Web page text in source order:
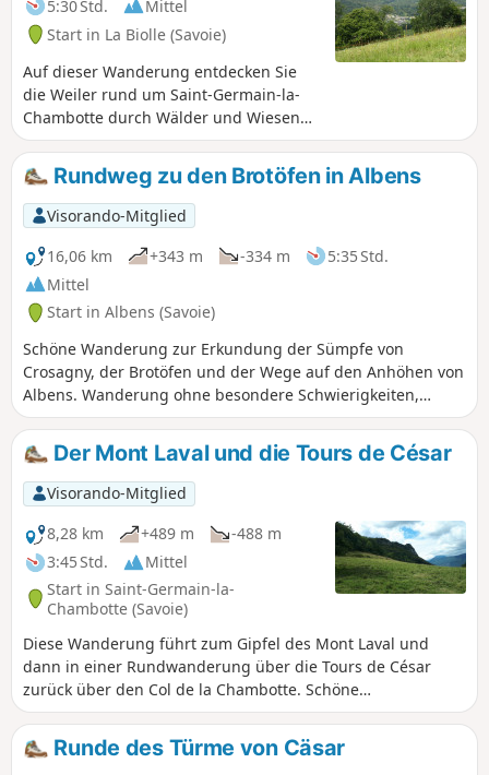
App Visorando ist das kein Problem.
5:30 Std.
Mittel
Start in La Biolle (Savoie)
Auf dieser Wanderung entdecken Sie
die Weiler rund um Saint-Germain-la-
Chambotte durch Wälder und Wiesen
und genießen wunderschöne Ausblicke.
Rundweg zu den Brotöfen in Albens
Visorando-Mitglied
16,06 km
+343 m -334 m
5:35 Std.
Mittel
Start in Albens (Savoie)
Schöne Wanderung zur Erkundung der Sümpfe von
Crosagny, der Brotöfen und der Wege auf den Anhöhen von
Albens. Wanderung ohne besondere Schwierigkeiten,
abgesehen von der Entfernung.
Der Mont Laval und die Tours de César
Visorando-Mitglied
8,28 km
+489 m
-488 m
3:45 Std.
Mittel
Start in Saint-Germain-la-
Chambotte (Savoie)
Diese Wanderung führt zum Gipfel des Mont Laval und
dann in einer Rundwanderung über die Tours de César
zurück über den Col de la Chambotte. Schöne
Aussichtspunkte auf den Lac du Bourget und die
umliegenden Bergmassive.
Runde des Türme von Cäsar